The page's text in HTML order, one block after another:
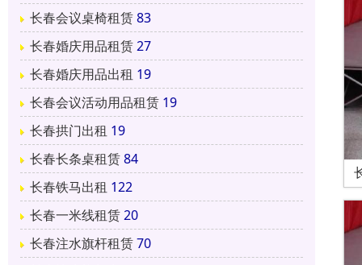
长春会议桌椅租赁83
长春婚庆用品租赁27
长春婚庆用品出租 19
长春会议活动用品租赁 19
长春拱门出租 19
长春长条桌租赁84
长春铁马出租 122
长春一米线租赁20
长春注水旗杆租赁70